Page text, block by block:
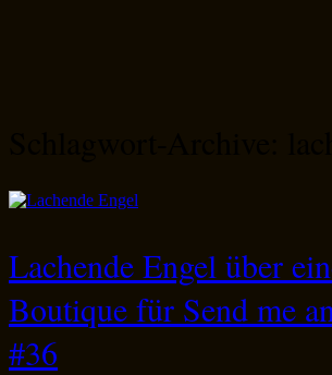
Lachende Engel über
Boutique für Send me
#36